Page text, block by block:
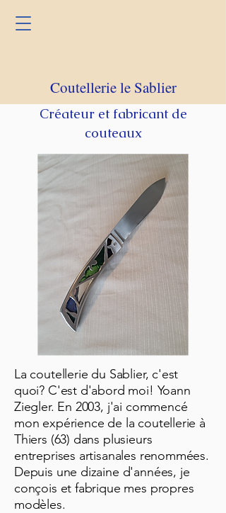
Coutellerie le Sablier
Créateur et fabricant de
couteaux
La coutellerie du Sablier, c'est
quoi? C'est d'abord moi! Yoann
Ziegler. En 2003, j'ai commencé
mon expérience de la coutellerie à
Thiers (63) dans plusieurs
entreprises artisanales renommées.
Depuis une dizaine d'années, je
conçois et fabrique mes propres
modèles.